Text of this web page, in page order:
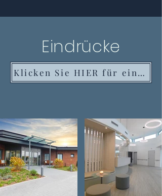
Eindrücke
Klicken Sie HIER für einen virtuellen Rundgang durch unser Haus!